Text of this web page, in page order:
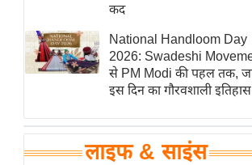
Breaking
News
लाइफस्टाइल
टेक्नॉलॉजी
घरेलू नुस्खे
पर्यटन स्थल
कद
National Handloom Day
2026: Swadeshi
से PM Modi की पहल तक,
इस दिन का गौरवशाली इतिहास
लाइफ & साइंस